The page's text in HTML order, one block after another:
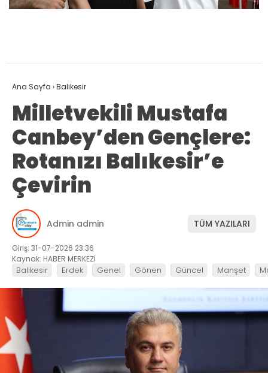
Ana Sayfa ›Balıkesir
Milletvekili Mustafa
Canbey’den Gençlere:
Rotanızı Balıkesir’e
Çevirin
Admin admin TÜM YAZILARI
Giriş: 31-07-2026 23:36
Kaynak: HABER MERKEZİ
Balıkesir Erdek Genel Gönen Güncel Manşet